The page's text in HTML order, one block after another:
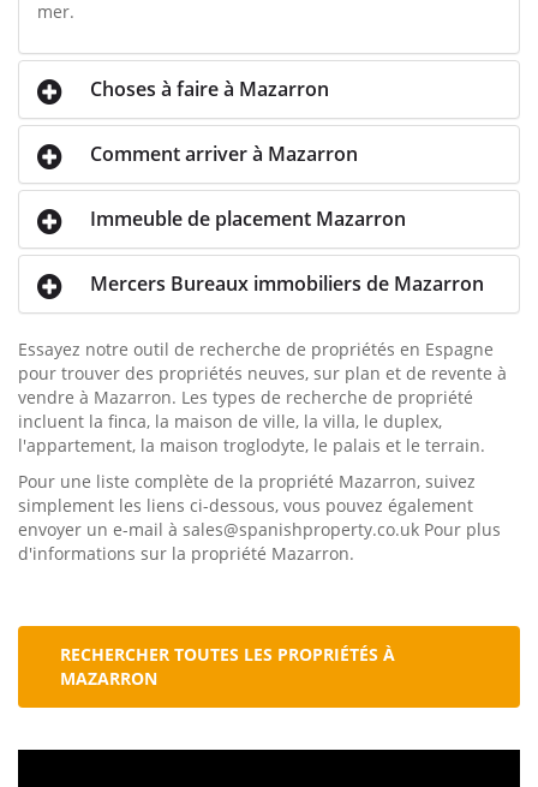
mer.
Choses à faire à Mazarron
Comment arriver à Mazarron
Immeuble de placement Mazarron
Mercers Bureaux immobiliers de Mazarron
Essayez notre outil de recherche de propriétés en Espagne
pour trouver des propriétés neuves, sur plan et de revente à
vendre à Mazarron. Les types de recherche de propriété
incluent la finca, la maison de ville, la villa, le duplex,
l'appartement, la maison troglodyte, le palais et le terrain.
Pour une liste complète de la propriété Mazarron, suivez
simplement les liens ci-dessous, vous pouvez également
envoyer un e-mail à sales@spanishproperty.co.uk Pour plus
d'informations sur la propriété Mazarron.
RECHERCHER TOUTES LES PROPRIÉTÉS À
MAZARRON